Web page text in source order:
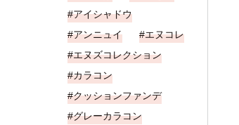
アイシャドウ
アンニュイ
エヌコレ
エヌズコレクション
カラコン
クッションファンデ
グレーカラコン